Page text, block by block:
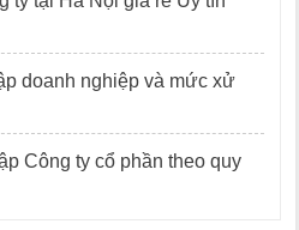
doanh nghiệp và mức xử
Công ty cổ phần theo quy